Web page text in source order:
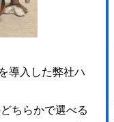
を導入した弊社ハ
ちらかで選べる
js-extra'>